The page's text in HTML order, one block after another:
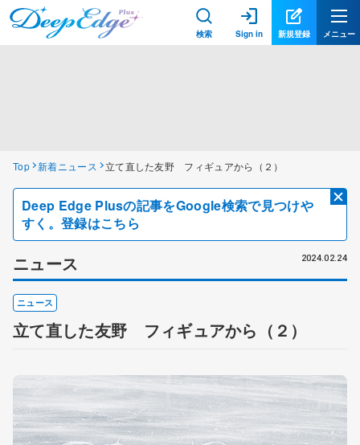
検索 Sign in 新規登録 メニュー
Top 新着ニュース 立て直した友野 フィギュアから（２）
Deep Edge Plusの記事をGoogle検索で見つけや
すく。登録はこちら
ニュース 2024.02.24
ニュース
立て直した友野 フィギュアから（２）